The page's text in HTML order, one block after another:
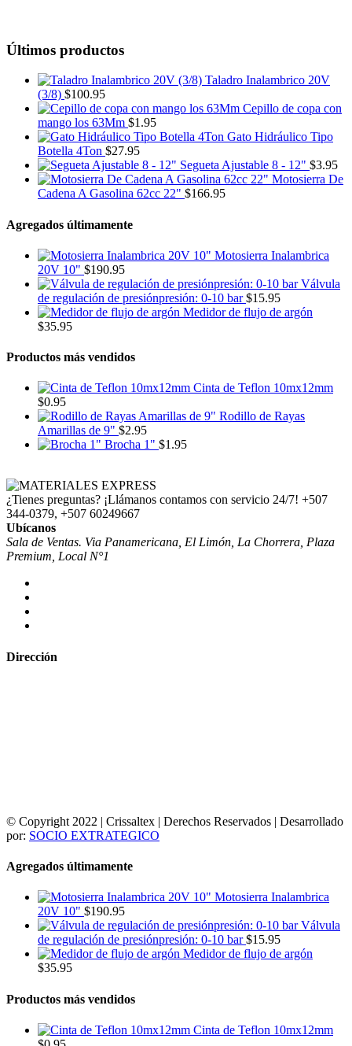
Últimos productos
Taladro Inalambrico 20V
(3/8) $100.95
Cepillo de copa con
mango los 63Mm $1.95
Gato Hidráulico Tipo
Botella 4Ton $27.95
Segueta Ajustable 8 - 12" $3.95
Motosierra De
Cadena A Gasolina 62cc 22" $166.95
Agregados últimamente
Motosierra Inalambrica
20V 10" $190.95
Válvula
de regulación de presiónpresión: 0-10 bar $15.95
Medidor de flujo de argón
$35.95
Productos más vendidos
Cinta de Teflon 10mx12mm
$0.95
Rodillo de Rayas
Amarillas de 9" $2.95
Brocha 1" $1.95
¿Tienes preguntas? ¡Llámanos contamos con servicio 24/7! +507
344-0379, +507 60249667
Ubícanos
Sala de Ventas. Via Panamericana, El Limón, La Chorrera, Plaza
Premium, Local N°1
Dirección
© Copyright 2022 | Crissaltex | Derechos Reservados | Desarrollado
por: SOCIO EXTRATEGICO
Agregados últimamente
Motosierra Inalambrica
20V 10" $190.95
Válvula
de regulación de presiónpresión: 0-10 bar $15.95
Medidor de flujo de argón
$35.95
Productos más vendidos
Cinta de Teflon 10mx12mm